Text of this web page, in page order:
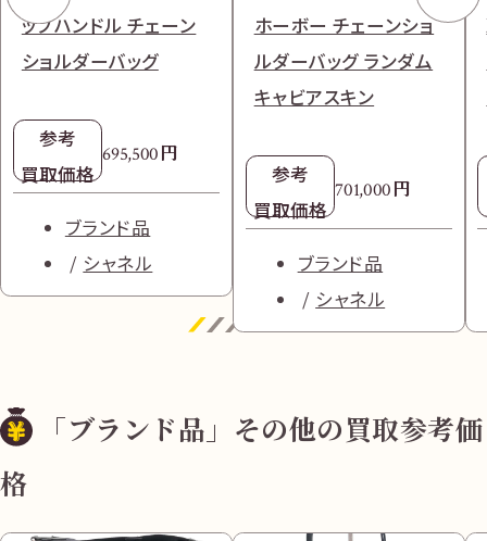
ップハンドル チェーン
ショルダーバッグ
参考
買取価格
695,500円
ブランド品
シャネル
ホーボー チェーンショ
ルダーバッグ ランダム
キャビアスキン
参考
買取価格
701,000円
ブランド品
シャネル
「ブランド品」その他の買取参考価
格